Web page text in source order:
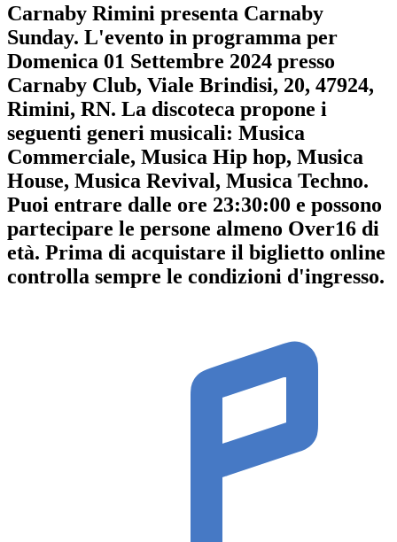
Carnaby Rimini presenta Carnaby
Sunday. L'evento in programma per
Domenica 01 Settembre 2024 presso
Carnaby Club, Viale Brindisi, 20, 47924,
Rimini, RN. La discoteca propone i
seguenti generi musicali: Musica
Commerciale, Musica Hip hop, Musica
House, Musica Revival, Musica Techno.
Puoi entrare dalle ore 23:30:00 e possono
partecipare le persone almeno Over16 di
età. Prima di acquistare il biglietto online
controlla sempre le condizioni d'ingresso.